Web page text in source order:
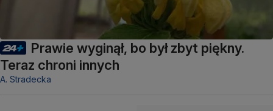
Prawie wyginął, bo był zbyt piękny.
Teraz chroni innych
A. Stradecka